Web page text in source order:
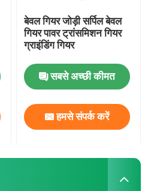
बेवल गियर जोड़ी सर्पिल बेवल
गियर पावर ट्रांसमिशन गियर
ग्राइंडिंग गियर
सबसे अच्छी कीमत
हमसे संपर्क करें